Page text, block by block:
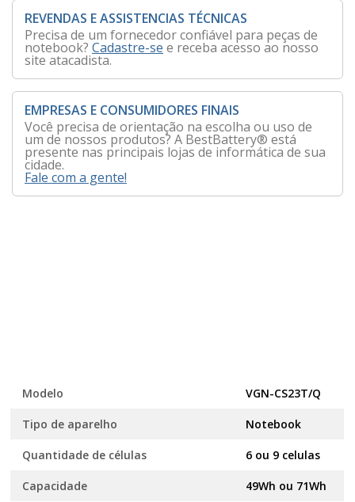
REVENDAS E ASSISTENCIAS TÉCNICAS
Precisa de um fornecedor confiável para peças de
notebook? Cadastre-se e receba acesso ao nosso
site atacadista.
EMPRESAS E CONSUMIDORES FINAIS
Você precisa de orientação na escolha ou uso de
um de nossos produtos? A BestBattery® está
presente nas principais lojas de informática de sua
cidade.
Fale com a gente!
Modelo VGN-CS23T/Q
Tipo de aparelho Notebook
Quantidade de células 6 ou 9 celulas
Capacidade 49Wh ou 71Wh